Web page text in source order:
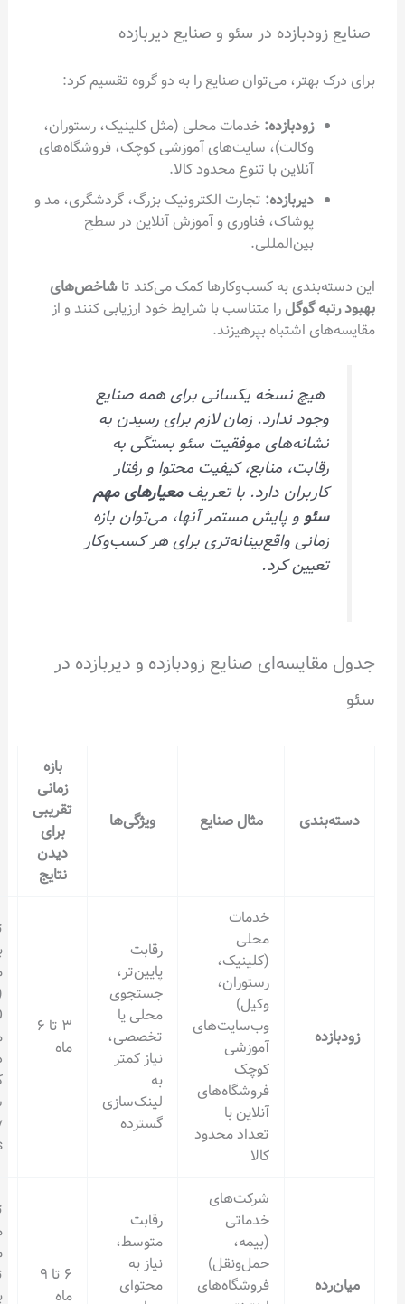
در سئو و صنایع دیر‌بازده
می‌توان صنایع را به دو گروه تقسیم کرد:
خدمات محلی (مثل کلینیک، رستوران،
وکالت)، سایت‌های آموزشی کوچک، فروشگاه‌های
آنلاین با تنوع محدود کالا.
تجارت الکترونیک بزرگ، گردشگری، مد و
پوشاک، فناوری و آموزش آنلاین در سطح
به کسب‌وکارها کمک می‌کند تا شاخص‌های
گوگلرا متناسب با شرایط خود ارزیابی کنند و از
اشتباه بپرهیزند.
نسخه یکسانی برای همه صنایع
ندارد. زمان لازم برای رسیدن به
موفقیت سئو بستگی به
منابع، کیفیت محتوا و رفتار
دارد. با تعریفمعیارهای مهم
و پایش مستمر آنها، می‌توان بازه
واقع‌بینانه‌تری برای هر کسب‌وکار
صنایع زودبازده و دیر‌بازده در
مثال صنایع ویژگی‌ها
تقریبی
برای
نکات کلیدی
موفقیت
وب‌سایت‌های
آموزشی
رقابت
پایین‌تر،
جستجوی
محلی یا
تخصصی،
نیاز کمتر
به
لینک‌سازی
گسترده
۳ تا ۶
ماه
SEO)، تولید
محتوای
هدفمند و
فروشگاه‌های
رقابت
متوسط،
نیاز به
محتوای
۶ تا ۹
ماه
تحلیل رقبا،
بهبود تجربه